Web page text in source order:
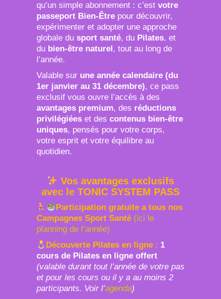
qu’un simple abonnement : c’est votre
passeport Bien-Être pour découvrir,
expérimenter et adopter une approche
globale du sport santé, du Pilates, et
du bien-être naturel , tout au long de
l’année.
Valable sur une année calendaire (du
1er janvier au 31 décembre), ce pass
exclusif vous ouvre l’accès à des
avantages premium, des réductions
privilégiées et des contenus bien-être
uniques, pensés pour votre corps,
votre esprit et votre équilibre au
quotidien.
Vos avantages exclusifs
avec le TONIC SYSTEM PASS
Participation gratuite a tous nos
Campagnes Sport Santé (ici le
planning de l’année)
Découverte Pilates en ligne : 1
cours de Pilates en ligne offert
(valable durant tout l’année de votre pas
et pour les cours ou il y a au moins 2
participants. Voir l’agenda)